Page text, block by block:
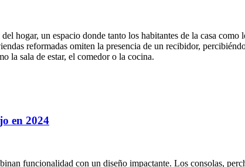
hogar, un espacio donde tanto los habitantes de la casa como
reformadas omiten la presencia de un recibidor,
la sala de estar, el comedor o la cocina.
en 2024
funcionalidad con un diseño impactante. Los consolas,